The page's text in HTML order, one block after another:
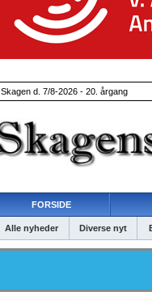
Skagen d. 7/8-2026 - 20. årgang
FORSIDE
Alle nyheder Diverse nyt